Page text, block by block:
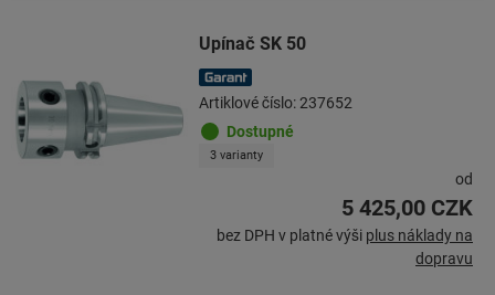
Upínač SK 50
Artiklové číslo: 237652
Dostupné
3 varianty
od
5 425,00 CZK
bez DPH v platné výši plus náklady na
dopravu